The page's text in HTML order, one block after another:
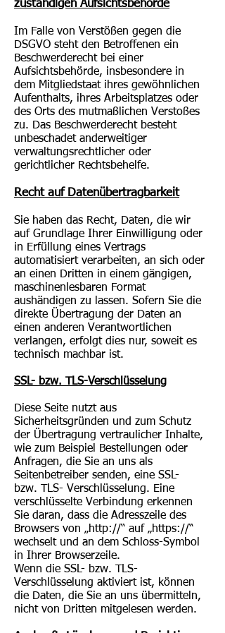
zuständigen Aufsichtsbehörde
Im Falle von Verstößen gegen die
DSGVO steht den Betroffenen ein
Beschwerderecht bei einer
Aufsichtsbehörde, insbesondere in
dem Mitgliedstaat ihres gewöhnlichen
Aufenthalts, ihres Arbeitsplatzes oder
des Orts des mutmaßlichen Verstoßes
zu. Das Beschwerderecht besteht
unbeschadet anderweitiger
verwaltungsrechtlicher oder
gerichtlicher Rechtsbehelfe.
Recht auf Datenübertragbarkeit
Sie haben das Recht, Daten, die wir
auf Grundlage Ihrer Einwilligung oder
in Erfüllung eines Vertrags
automatisiert verarbeiten, an sich oder
an einen Dritten in einem gängigen,
maschinenlesbaren Format
aushändigen zu lassen. Sofern Sie die
direkte Übertragung der Daten an
einen anderen Verantwortlichen
verlangen, erfolgt dies nur, soweit es
technisch machbar ist.
SSL- bzw. TLS-Verschlüsselung
Diese Seite nutzt aus
Sicherheitsgründen und zum Schutz
der Übertragung vertraulicher Inhalte,
wie zum Beispiel Bestellungen oder
Anfragen, die Sie an uns als
Seitenbetreiber senden, eine SSL-
bzw. TLS- Verschlüsselung. Eine
verschlüsselte Verbindung erkennen
Sie daran, dass die Adresszeile des
Browsers von „http://“ auf „https://“
wechselt und an dem Schloss-Symbol
in Ihrer Browserzeile.
Wenn die SSL- bzw. TLS-
Verschlüsselung aktiviert ist, können
die Daten, die Sie an uns übermitteln,
nicht von Dritten mitgelesen werden.